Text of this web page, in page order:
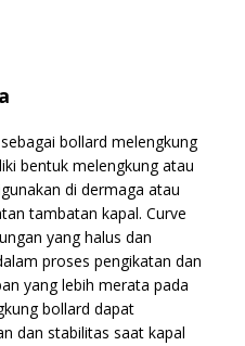
bollard melengkung
bentuk melengkung atau
di dermaga atau
tambatan kapal. Curve
yang halus dan
proses pengikatan dan
yang lebih merata pada
bollard dapat
dan stabilitas saat kapal